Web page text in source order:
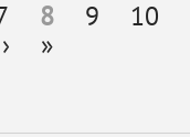
8 9
10
› »